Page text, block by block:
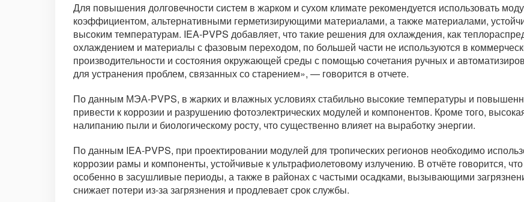
Для повышения долговечности систем в жарком и сухом климате рекомендуется использовать
коэффициентом, альтернативными герметизирующими материалами, а также материалами,
высоким температурам. IEA-PVPS добавляет, что такие решения для охлаждения, как
охлаждением и материалы с фазовым переходом, по большей части не используются в
производительности и состояния окружающей среды с помощью сочетания ручных и
для устранения проблем, связанных со старением», — говорится в отчете.
По данным МЭА-PVPS, в жарких и влажных условиях стабильно высокие температуры и
привести к коррозии и разрушению фотоэлектрических модулей и компонентов. Кроме того,
налипанию пыли и биологическому росту, что существенно влияет на выработку энергии.
По данным IEA-PVPS, при проектировании модулей для тропических регионов необходимо
коррозии рамы и компоненты, устойчивые к ультрафиолетовому излучению. В отчёте говорится,
особенно в засушливые периоды, а также в районах с частыми осадками, вызывающими
снижает потери из-за загрязнения и продлевает срок службы.